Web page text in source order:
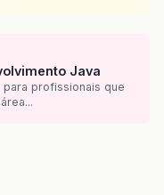
Java
para profissionais que